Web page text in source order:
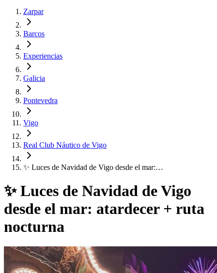
Zarpar
Barcos
Experiencias
Galicia
Pontevedra
Vigo
Real Club Náutico de Vigo
✨ Luces de Navidad de Vigo desde el mar:…
✨ Luces de Navidad de Vigo
desde el mar: atardecer + ruta
nocturna